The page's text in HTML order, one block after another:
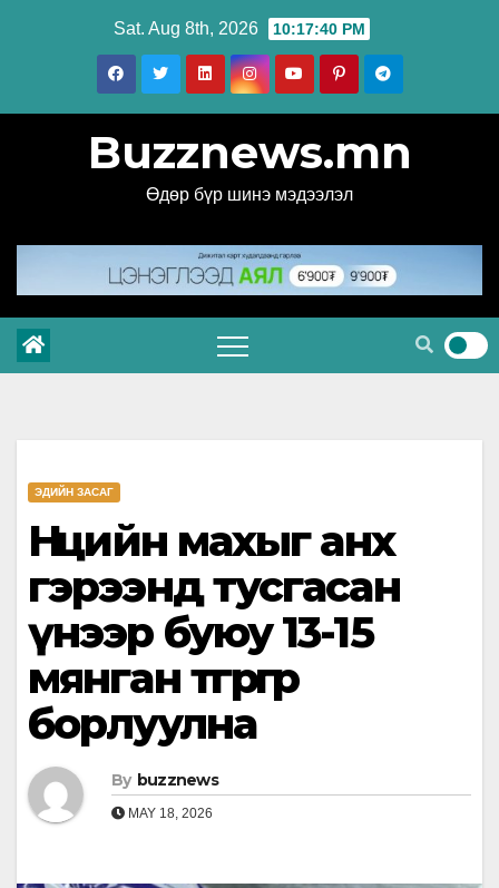
Sat. Aug 8th, 2026 10:17:41 PM
Buzznews.mn
Өдөр бүр шинэ мэдээлэл
ЭДИЙН ЗАСАГ
Нөөцийн махыг анх
гэрээнд тусгасан
үнээр буюу 13-15
мянган төгрөгөөр
борлуулна
By buzznews
MAY 18, 2026